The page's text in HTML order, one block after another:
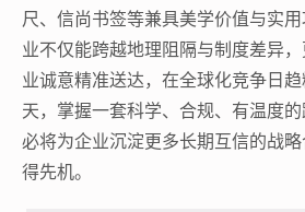
尺、信尚书签等兼具美学价值与实
业不仅能跨越地理阻隔与制度差异
业诚意精准送达，在全球化竞争日
天，掌握一套科学、合规、有温度的
必将为企业沉淀更多长期互信的战
得先机。